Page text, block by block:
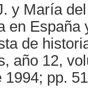
y María
en España
de
año 12,
pp.